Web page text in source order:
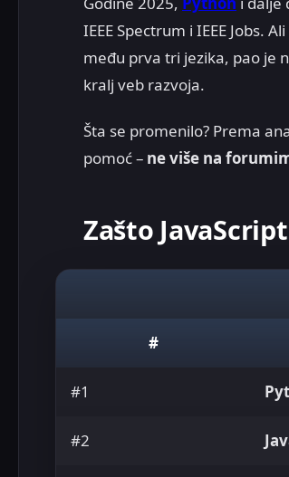
IEEE Spectrum i IEEE Jobs.
među prva tri jezika, pao je
kralj veb razvoja.
Šta se promenilo? Prema
pomoć – ne više na
Zašto
#
#1
#2